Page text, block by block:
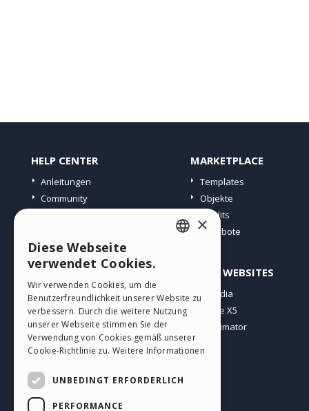
HELP CENTER
Anleitungen
Community
MARKETPLACE
Templates
Objekte
Credits
Angebote
PROFIL
Meine Beiträge
Meine Lizenz
Download
Webhosting
ANDERE WEBSITES
Incomedia
WebSite X5
WebAnimator
GERMAN
SPANISH
PORTUGUESE
×
Diese Webseite
verwendet Cookies.
Wir verwenden Cookies, um die
Benutzerfreundlichkeit unserer Website zu
verbessern. Durch die weitere Nutzung
unserer Webseite stimmen Sie der
Verwendung von Cookies gemäß unserer
Cookie-Richtlinie zu. Weitere Informationen
UNBEDINGT ERFORDERLICH
PERFORMANCE